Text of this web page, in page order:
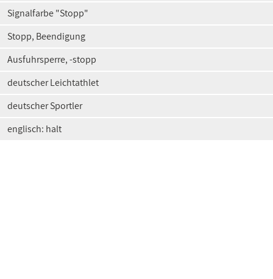
Signalfarbe "Stopp"
Stopp, Beendigung
Ausfuhrsperre, -stopp
deutscher Leichtathlet
deutscher Sportler
englisch: halt